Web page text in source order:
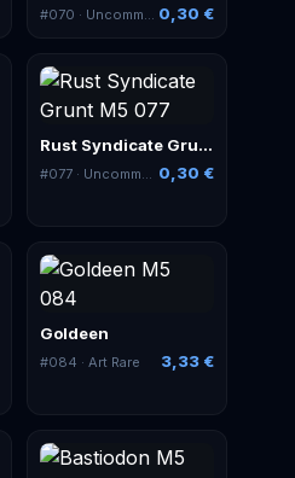
#070 · Uncommon 0,30 €
Rust Syndicate Grunt
#077 · Uncommon 0,30 €
Goldeen
#084 · Art Rare 3,33 €